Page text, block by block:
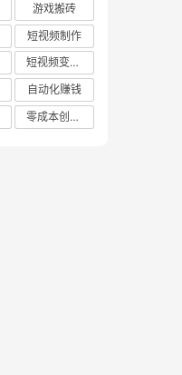
游戏搬砖
短视频制作
短视频变现方法
自动化赚钱
零成本创业项目